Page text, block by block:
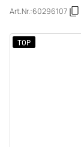
Art.Nr.:60296107
TOP